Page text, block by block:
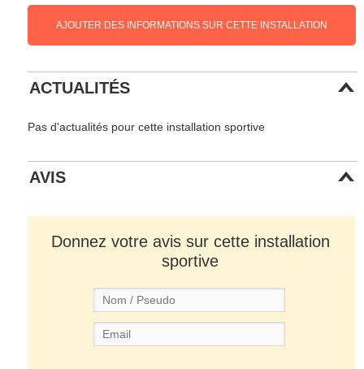
AJOUTER DES INFORMATIONS SUR CETTE INSTALLATION
ACTUALITÉS
Pas d'actualités pour cette installation sportive
AVIS
Donnez votre avis sur cette installation
sportive